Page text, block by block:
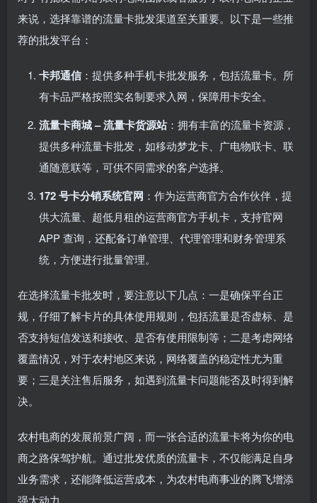
来说，选择靠谱的流量卡批发渠道至关重要。以下是一些推
荐的批发平台：
卡邦通信：提供多种手机卡批发服务，包括流量卡。所
有卡品严格按照实名制要求入网，保障用卡安全。
流量卡商城 – 流量卡货源站：拥有丰富的流量卡资源，
提供多种流量卡批发，如移动梦龙卡、广电物联卡、联
通随意联等，可供不同需求的客户选择。
172 号卡分销系统官网 ：作为运营商官方合作伙伴，提
供大流量、超低月租的运营商官方手机卡，支持官网
APP 查询，还配备订单管理、代理管理和财务管理系
统，方便进行批量管理。
在选择流量卡批发时，要注意以下几点：一是确保平台正
规，仔细了解卡片的具体使用规则，包括流量是否虚标、是
否支持短信发送和接收、是否有使用限制等；二是考虑网络
覆盖情况，对于农村地区来说，网络覆盖的稳定性尤为重
要；三是关注售后服务，如遇到流量卡问题能否及时得到解
决。
农村电商的发展前景广阔，而一张合适的流量卡将为你的电
商之路保驾护航。通过批发优质的流量卡，不仅能满足自身
业务需求，还能降低运营成本，为农村电商事业的腾飞增添
强大动力。